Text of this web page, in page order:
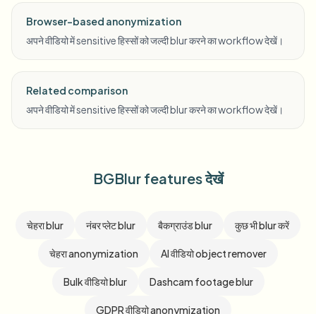
Browser-based anonymization
अपने वीडियो में sensitive हिस्सों को जल्दी blur करने का workflow देखें।
Related comparison
अपने वीडियो में sensitive हिस्सों को जल्दी blur करने का workflow देखें।
BGBlur features देखें
चेहरा blur नंबर प्लेट blur बैकग्राउंड blur कुछ भी blur करें
चेहरा anonymization AI वीडियो object remover
Bulk वीडियो blur Dashcam footage blur
GDPR वीडियो anonymization